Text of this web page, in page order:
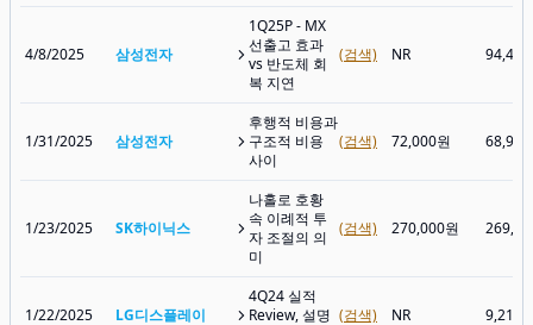
4/8/2025 삼성전자
1Q25P - MX
선출고 효과
vs 반도체 회
복 지연
(검색) NR
1/31/2025 삼성전자
후행적 비용과
구조적 비용
사이
(검색) 72,000원
1/23/2025 SK하이닉스
나홀로 호황
속 이례적 투
자 조절의 의
미
(검색) 270,000원
1/22/2025 LG디스플레이
4Q24 실적
Review, 설명 (검색) NR 9,210